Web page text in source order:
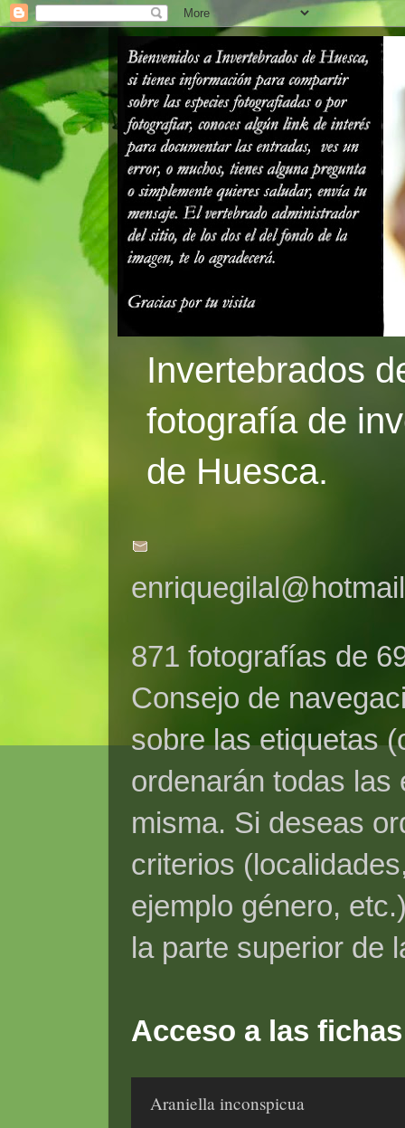
Invertebrados
fotografía de
de Huesca.
871 fotografías de
Consejo de
sobre las etiquetas
ordenarán todas las
misma. Si deseas
criterios
ejemplo género,
la parte superior de
Acceso a las
Araniella inconspicua